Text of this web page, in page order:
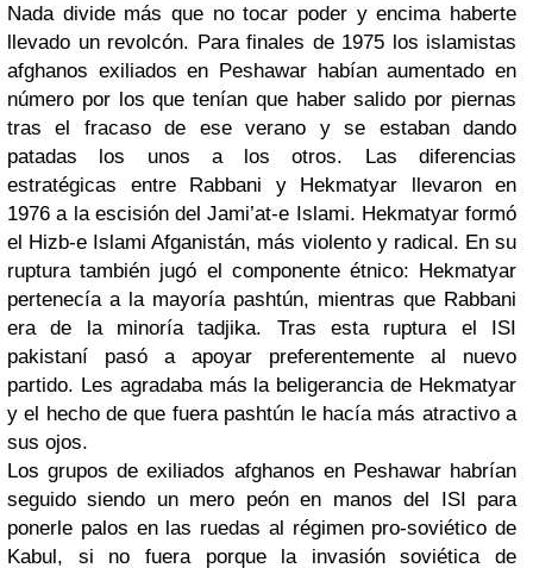
Nada divide más que no tocar poder y encima haberte
llevado un revolcón. Para finales de 1975 los islamistas
afghanos exiliados en Peshawar habían aumentado en
número por los que tenían que haber salido por piernas
tras el fracaso de ese verano y se estaban dando
patadas los unos a los otros. Las diferencias
estratégicas entre Rabbani y Hekmatyar llevaron en
1976 a la escisión del Jami’at-e Islami. Hekmatyar formó
el Hizb-e Islami Afganistán, más violento y radical. En su
ruptura también jugó el componente étnico: Hekmatyar
pertenecía a la mayoría pashtún, mientras que Rabbani
era de la minoría tadjika. Tras esta ruptura el ISI
pakistaní pasó a apoyar preferentemente al nuevo
partido. Les agradaba más la beligerancia de Hekmatyar
y el hecho de que fuera pashtún le hacía más atractivo a
sus ojos.
Los grupos de exiliados afghanos en Peshawar habrían
seguido siendo un mero peón en manos del ISI para
ponerle palos en las ruedas al régimen pro-soviético de
Kabul, si no fuera porque la invasión soviética de